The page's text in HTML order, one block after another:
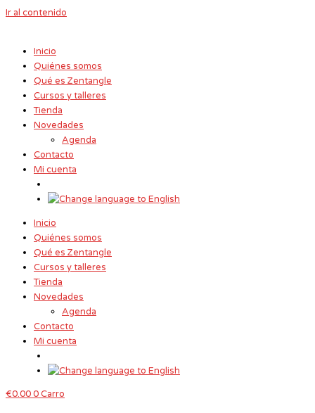
Ir al contenido
Inicio
Quiénes somos
Qué es Zentangle
Cursos y talleres
Tienda
Novedades
Agenda
Contacto
Mi cuenta
Inicio
Quiénes somos
Qué es Zentangle
Cursos y talleres
Tienda
Novedades
Agenda
Contacto
Mi cuenta
€0.000Carro